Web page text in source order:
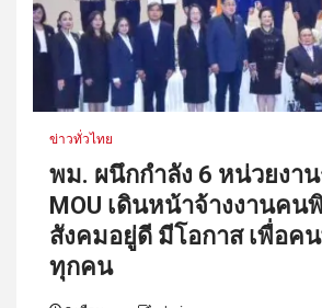
ข่าวทั่วไทย
พม. ผนึกกำลัง 6 หน่วยงา
MOU เดินหน้าจ้างงานคน
สังคมอยู่ดี มีโอกาส เพื่อค
ทุกคน